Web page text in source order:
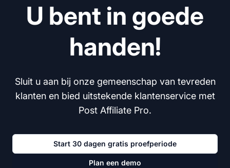
U bent in goede
handen!
Sluit u aan bij onze gemeenschap van tevreden
klanten en bied uitstekende klantenservice met
Post Affiliate Pro.
Start 30 dagen gratis proefperiode
Plan een demo